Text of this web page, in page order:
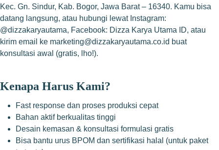
Kec. Gn. Sindur, Kab. Bogor, Jawa Barat – 16340. Kamu bisa
datang langsung, atau hubungi lewat Instagram:
@dizzakaryautama, Facebook: Dizza Karya Utama ID, atau
kirim email ke marketing@dizzakaryautama.co.id buat
konsultasi awal (gratis, lho!).
Kenapa Harus Kami?
Fast response dan proses produksi cepat
Bahan aktif berkualitas tinggi
Desain kemasan & konsultasi formulasi gratis
Bisa bantu urus BPOM dan sertifikasi halal (untuk paket